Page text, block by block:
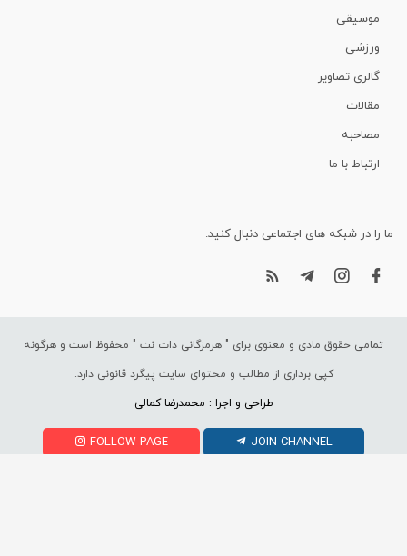
موسیقی
ورزشی
گالری تصاویر
مقالات
مصاحبه
ارتباط با ما
ما را در شبکه های اجتماعی دنبال کنید.
تمامی حقوق مادی و معنوی برای " هرمزگانی دات نت " محفوظ است و هرگونه
کپی برداری از مطالب و محتوای سایت پیگرد قانونی دارد.
طراحی و اجرا : محمدرضا کمالی
FOLLOW PAGE JOIN CHANNEL